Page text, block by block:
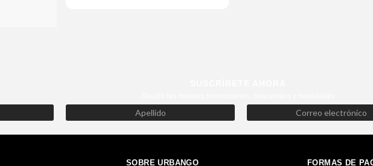
SOBRE URBANGO FORMAS DE